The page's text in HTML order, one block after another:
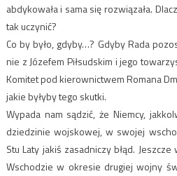
abdykowała i sama się rozwiązała.
tak uczynić?
Co by było, gdyby…? Gdyby Rada
nie z Józefem Piłsudskim i jego
Komitet pod kierownictwem Romana
jakie byłyby tego skutki.
Wypada nam sądzić, że Niemcy,
dziedzinie wojskowej, w swojej
Stu Laty jakiś zasadniczy błąd.
Wschodzie w okresie drugiej wojny